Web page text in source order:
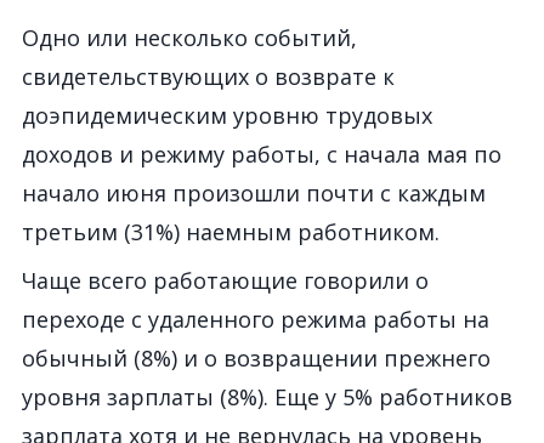
Одно или несколько событий,
свидетельствующих о возврате к
доэпидемическим уровню трудовых
доходов и режиму работы, с начала мая по
начало июня произошли почти с каждым
третьим (31%) наемным работником.
Чаще всего работающие говорили о
переходе с удаленного режима работы на
обычный (8%) и о возвращении прежнего
уровня зарплаты (8%). Еще у 5% работников
зарплата хотя и не вернулась на уровень